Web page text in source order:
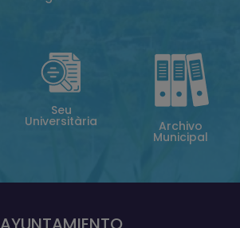
Seu
Universitària Archivo
Municipal